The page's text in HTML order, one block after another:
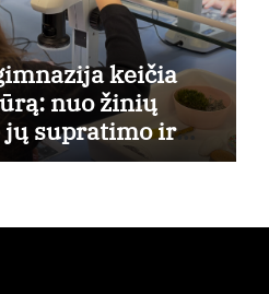
keičia
nuo žinių
jų supratimo ir